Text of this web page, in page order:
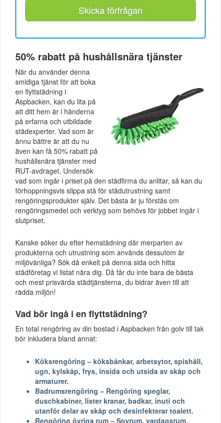
Skicka förfrågan
50% rabatt på hushållsnära tjänster
När du använder denna
smidiga tjänst för att boka
en flyttstädning i
Aspbacken, kan du lita på
att ditt hem är i händerna
på erfarna och utbildade
städexperter. Vad som är
ännu bättre är att du nu
även kan få 50% rabatt på
hushållsnära tjänster med
RUT-avdraget. Undersök
vad som ingår i priset på den städfirma du anlitar, så kan du
förhoppningsvis slippa stå för städutrustning samt
rengöringsprodukter själv. Det bästa är ju förstås om
rengöringsmedel och verktyg som behövs för jobbet ingår i
slutpriset.
Kanske söker du efter hemstädning där merparten av
produkterna och utrustning som används dessutom är
miljövänliga? Sök då enkelt på denna sida och hitta
städföretag vi listat nära dig. Då får du inte bara de bästa
och mest prisvärda städtjänsterna, du bidrar även till att
rädda miljön!
Vad bör ingå i en flyttstädning?
En total rengöring av din bostad i Aspbacken från golv till tak
bör inkludera bland annat:
Köksrengöring – köksbänkar, arbetsytor, spishäll,
ugn, kylskåp, frys, insida och utsida av skåp och
armaturer.
Badrumsrengöring – Rengöring speglar,
duschkabiner, lister kranar, badkar, inuti och
utanför delar av skåp och desinfekterar toalett.
Rengöring övriga rum – Sovrum, vardagsrum,